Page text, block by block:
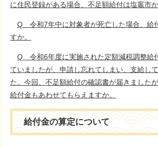
に住民登録がある場合、不足額給付は塩竈市
Q 令和7年中に対象者が死亡した場合、給
すか。
Q 令和6年度に実施された定額減税調整給
ていましたが、申請し忘れてしまい、支給し
た。今回、不足額給付の確認書が届きました
給付金もあわせてもらえますか。
給付金の算定について